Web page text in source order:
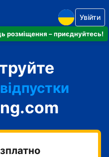
розміщення – приєднуйтесь!
Увійти
будинок
"ліжко і